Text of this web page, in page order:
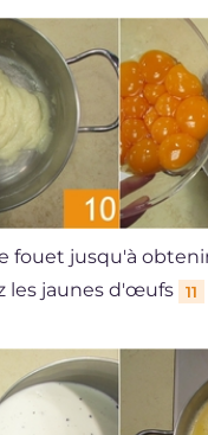
fouet jusqu'à
les jaunes d'œufs
11